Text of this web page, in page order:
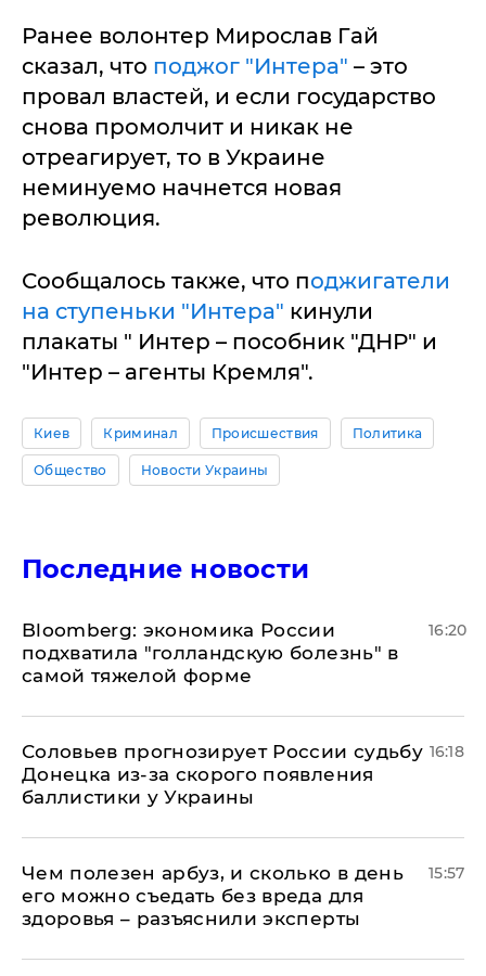
Ранее волонтер Мирослав Гай
сказал, что поджог "Интера" – это
провал властей, и если государство
снова промолчит и никак не
отреагирует, то в Украине
неминуемо начнется новая
революция.
Сообщалось также, что поджигатели
на ступеньки "Интера" кинули
плакаты " Интер – пособник "ДНР" и
"Интер – агенты Кремля".
Киев Криминал Происшествия Политика
Общество Новости Украины
Последние новости
Bloomberg: экономика России
подхватила "голландскую болезнь" в
самой тяжелой форме
16:20
Соловьев прогнозирует России судьбу
Донецка из-за скорого появления
баллистики у Украины
16:18
Чем полезен арбуз, и сколько в день
его можно съедать без вреда для
здоровья – разъяснили эксперты
15:57